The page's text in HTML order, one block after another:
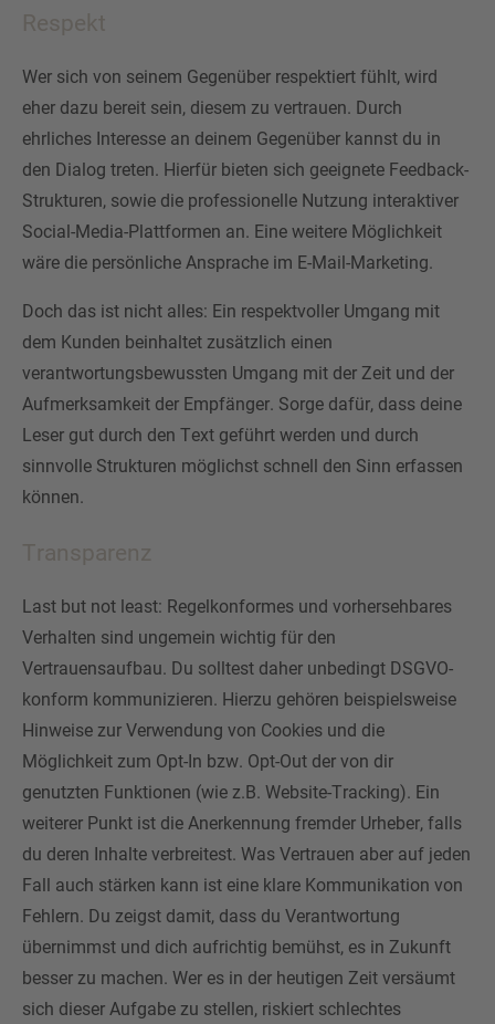
Respekt
Wer sich von seinem Gegenüber respektiert fühlt, wird
eher dazu bereit sein, diesem zu vertrauen. Durch
ehrliches Interesse an deinem Gegenüber kannst du in
den Dialog treten. Hierfür bieten sich geeignete Feedback-
Strukturen, sowie die professionelle Nutzung interaktiver
Social-Media-Plattformen an. Eine weitere Möglichkeit
wäre die persönliche Ansprache im E-Mail-Marketing.
Doch das ist nicht alles: Ein respektvoller Umgang mit
dem Kunden beinhaltet zusätzlich einen
verantwortungsbewussten Umgang mit der Zeit und der
Aufmerksamkeit der Empfänger. Sorge dafür, dass deine
Leser gut durch den Text geführt werden und durch
sinnvolle Strukturen möglichst schnell den Sinn erfassen
können.
Transparenz
Last but not least: Regelkonformes und vorhersehbares
Verhalten sind ungemein wichtig für den
Vertrauensaufbau. Du solltest daher unbedingt DSGVO-
konform kommunizieren. Hierzu gehören beispielsweise
Hinweise zur Verwendung von Cookies und die
Möglichkeit zum Opt-In bzw. Opt-Out der von dir
genutzten Funktionen (wie z.B. Website-Tracking). Ein
weiterer Punkt ist die Anerkennung fremder Urheber, falls
du deren Inhalte verbreitest. Was Vertrauen aber auf jeden
Fall auch stärken kann ist eine klare Kommunikation von
Fehlern. Du zeigst damit, dass du Verantwortung
übernimmst und dich aufrichtig bemühst, es in Zukunft
besser zu machen. Wer es in der heutigen Zeit versäumt
sich dieser Aufgabe zu stellen, riskiert schlechtes